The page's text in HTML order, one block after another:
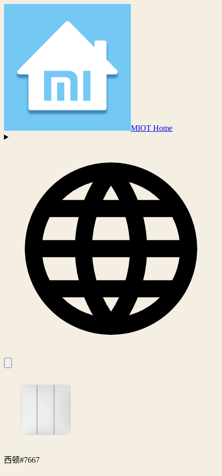
MIOT Home
西顿#7667